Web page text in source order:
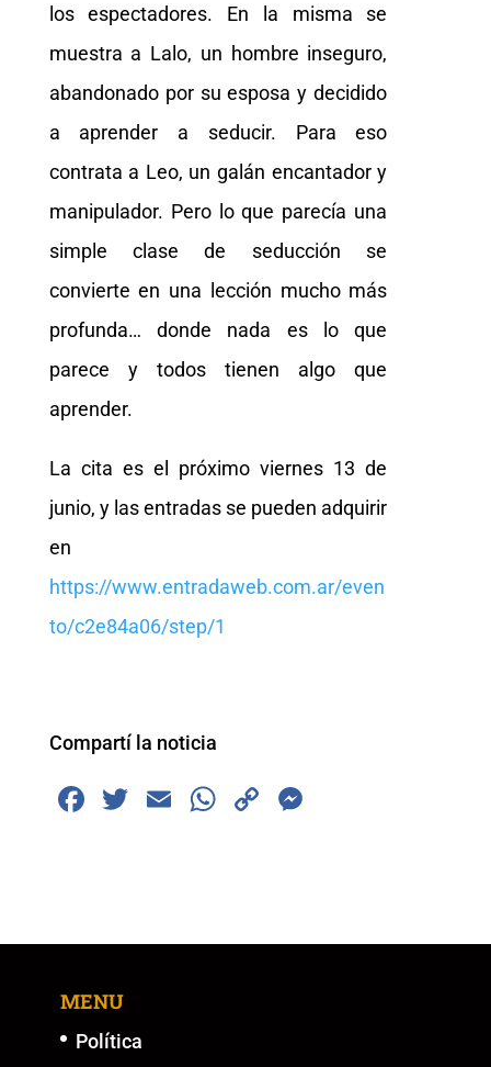
los espectadores. En la misma se
muestra a Lalo, un hombre inseguro,
abandonado por su esposa y decidido
a aprender a seducir. Para eso
contrata a Leo, un galán encantador y
manipulador. Pero lo que parecía una
simple clase de seducción se
convierte en una lección mucho más
profunda… donde nada es lo que
parece y todos tienen algo que
aprender.
La cita es el próximo viernes 13 de
junio, y las entradas se pueden adquirir
en
https://www.entradaweb.com.ar/even
to/c2e84a06/step/1
Compartí la noticia
F
b
o
k
T
E
W
A
C
Li n
MENU
Política